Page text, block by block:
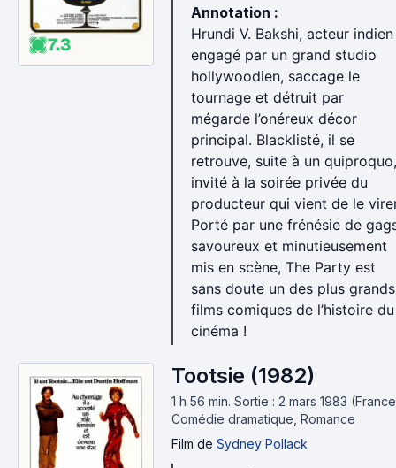
7.3
Annotation :
Hrundi V. Bakshi, acteur indien
engagé par un grand studio
hollywoodien, saccage le
tournage et détruit par
mégarde l’onéreux décor
principal. Blacklisté, il se
retrouve, suite à un quiproquo,
invité à la soirée privée du
producteur qui vient de le
Porté par une frénésie de
savoureux et minutieusement
mis en scène, The Party est
sans doute un des plus grands
films comiques de l’histoire du
cinéma !
Tootsie (1982)
1 h 56 min. Sortie : 2 mars 1983
Comédie dramatique, Romance
Film de Sydney Pollack